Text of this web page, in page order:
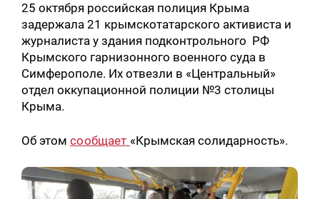
25 октября российская полиция Крыма
задержала 21 крымскотатарского активиста и
журналиста у здания подконтрольного РФ
Крымского гарнизонного военного суда в
Симферополе. Их отвезли в «Центральный»
отдел оккупационной полиции №3 столицы
Крыма.
Об этомсообщает «Крымская солидарность».